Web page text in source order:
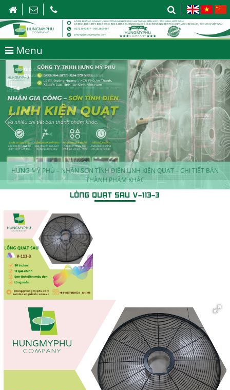
Menu
HƯNG MỸ PHÚ – NHẬN SƠN TĨNH ĐIỆN LINH KIỆN QUẠT – CHI TIẾT BÁN
THÀNH PHẨM KHÁC
LỒNG QUẠT SAU V-113-3